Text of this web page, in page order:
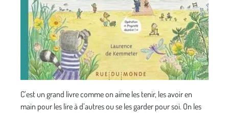
C’est un grand livre comme on aime les tenir, les avoir en
main pour les lire à d’autres ou se les garder pour soi. On les